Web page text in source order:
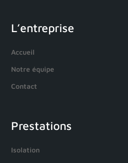
L’entreprise
Accueil
Notre équipe
Contact
Prestations
Isolation